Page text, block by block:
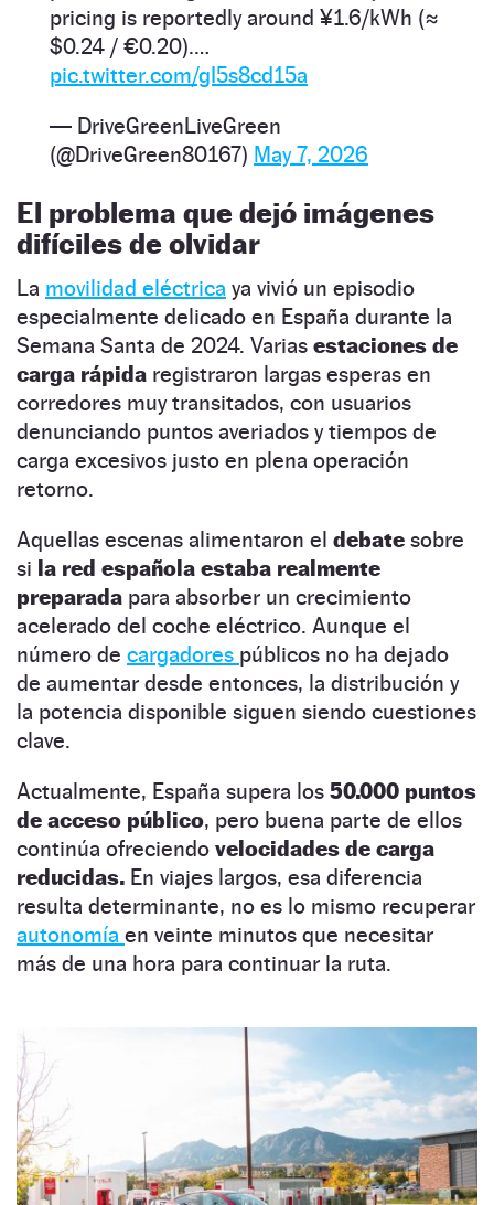
pricing is reportedly around ¥1.6/kWh (≈
$0.24 / €0.20).…
pic.twitter.com/gI5s8cd15a
— DriveGreenLiveGreen
(@DriveGreen80167) May 7, 2026
El problema que dejó imágenes
difíciles de olvidar
La movilidad eléctrica ya vivió un episodio
especialmente delicado en España durante la
Semana Santa de 2024. Varias estaciones de
carga rápida registraron largas esperas en
corredores muy transitados, con usuarios
denunciando puntos averiados y tiempos de
carga excesivos justo en plena operación
retorno.
Aquellas escenas alimentaron el debate sobre
si la red española estaba realmente
preparada para absorber un crecimiento
acelerado del coche eléctrico. Aunque el
número de cargadores públicos no ha dejado
de aumentar desde entonces, la distribución y
la potencia disponible siguen siendo cuestiones
clave.
Actualmente, España supera los 50.000 puntos
de acceso público, pero buena parte de ellos
continúa ofreciendo velocidades de carga
reducidas. En viajes largos, esa diferencia
resulta determinante, no es lo mismo recuperar
autonomía en veinte minutos que necesitar
más de una hora para continuar la ruta.